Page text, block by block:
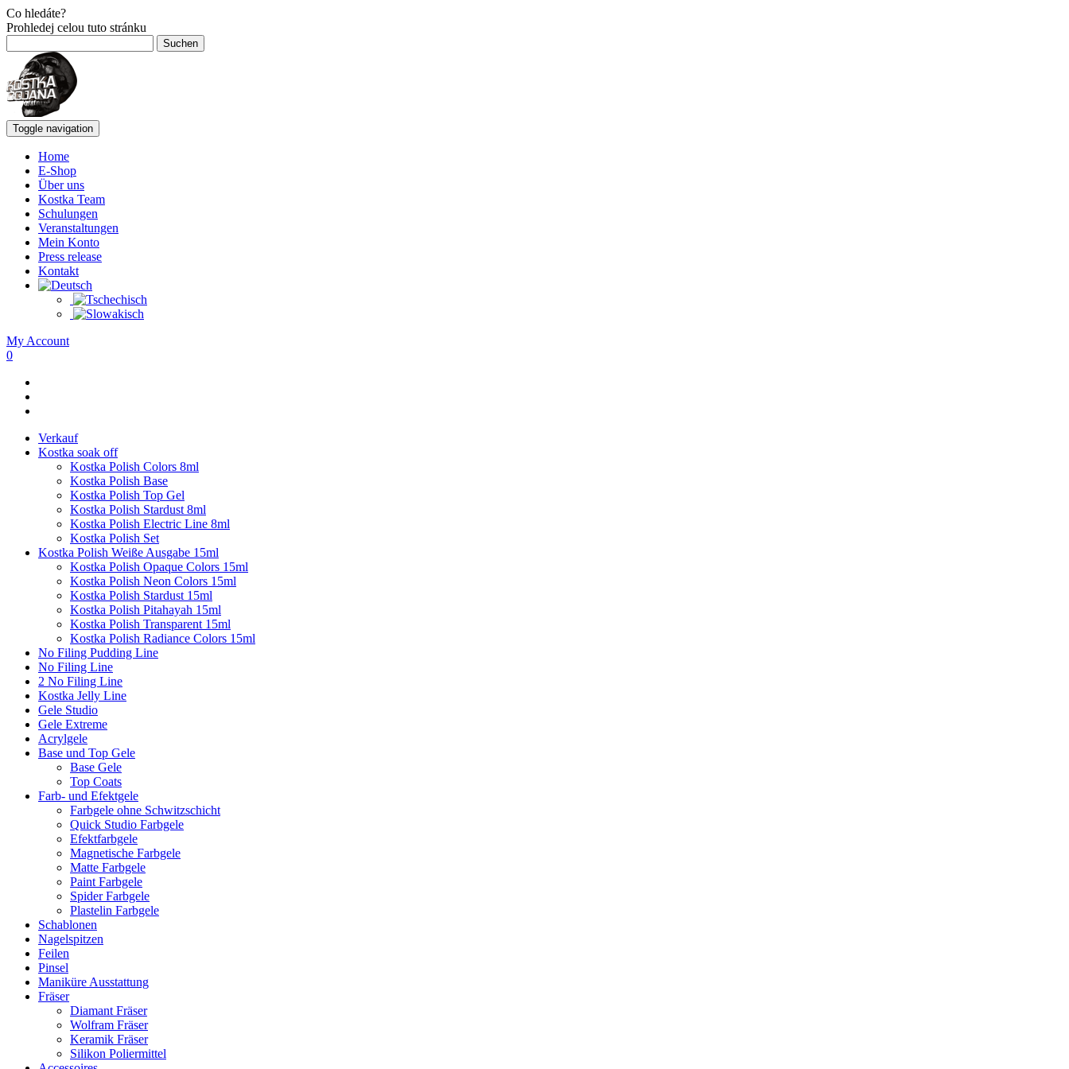
Co hledáte?
Prohledej celou tuto stránku
nach:
Toggle navigation
Home
E-Shop
Über uns
Kostka Team
Schulungen
Veranstaltungen
Mein Konto
Press release
Kontakt
My Account
0
Verkauf
Kostka soak off
Kostka Polish Colors 8ml
Kostka Polish Base
Kostka Polish Top Gel
Kostka Polish Stardust 8ml
Kostka Polish Electric Line 8ml
Kostka Polish Set
Kostka Polish Weiße Ausgabe 15ml
Kostka Polish Opaque Colors 15ml
Kostka Polish Neon Colors 15ml
Kostka Polish Stardust 15ml
Kostka Polish Pitahayah 15ml
Kostka Polish Transparent 15ml
Kostka Polish Radiance Colors 15ml
No Filing Pudding Line
No Filing Line
2 No Filing Line
Kostka Jelly Line
Gele Studio
Gele Extreme
Acrylgele
Base und Top Gele
Base Gele
Top Coats
Farb- und Efektgele
Farbgele ohne Schwitzschicht
Quick Studio Farbgele
Efektfarbgele
Magnetische Farbgele
Matte Farbgele
Paint Farbgele
Spider Farbgele
Plastelin Farbgele
Schablonen
Nagelspitzen
Feilen
Pinsel
Maniküre Ausstattung
Fräser
Diamant Fräser
Wolfram Fräser
Keramik Fräser
Silikon Poliermittel